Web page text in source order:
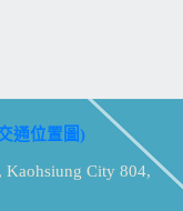
通位置圖)
Kaohsiung City 804,